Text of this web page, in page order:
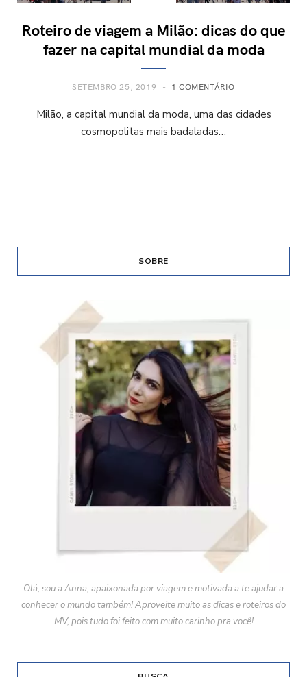
Roteiro de viagem a Milão: dicas do que
fazer na capital mundial da moda
SETEMBRO 25, 2019 1 COMENTÁRIO
Milão, a capital mundial da moda, uma das cidades
cosmopolitas mais badaladas…
SOBRE
Olá, sou a Anna, apaixonada por viagem e motivada a te ajudar a
conhecer o mundo também! Aproveite muito as dicas e roteiros do
MV, pois tudo foi feito com muito carinho pra você!